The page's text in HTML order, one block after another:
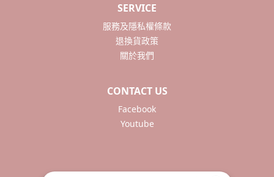
SERVICE
服務及隱私權條款
退換貨政策
關於我們
CONTACT US
Facebook
Youtube